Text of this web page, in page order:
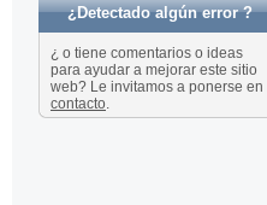
¿Detectado algún error ?
¿ o tiene comentarios o ideas
para ayudar a mejorar este sitio
web? Le invitamos a ponerse en
contacto.